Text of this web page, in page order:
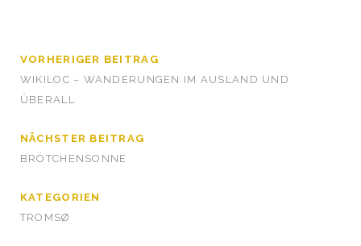
VORHERIGER BEITRAG
WIKILOC – WANDERUNGEN IM AUSLAND UND
ÜBERALL
NÄCHSTER BEITRAG
BRÖTCHENSONNE
KATEGORIEN
TROMSØ